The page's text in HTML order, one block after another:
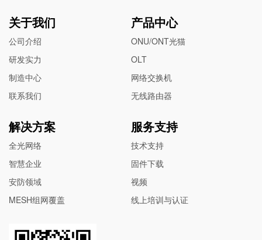
关于我们
公司介绍
研发实力
制造中心
联系我们
产品中心
ONU/ONT光猫
OLT
网络交换机
无线路由器
解决方案
全光网络
智慧企业
安防领域
MESH组网覆盖
服务支持
技术支持
固件下载
视频
线上培训与认证